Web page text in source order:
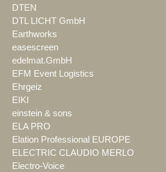
DTEN
DTL LICHT GmbH
Earthworks
easescreen
edelmat.GmbH
EFM Event Logistics
Ehrgeiz
EIKI
einstein & sons
ELA PRO
Elation Professional EUROPE
ELECTRIC CLAUDIO MERLO
Electro-Voice